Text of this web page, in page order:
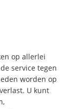
op allerlei
service tegen
worden op
U kunt